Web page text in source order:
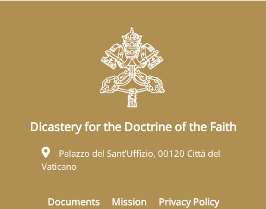
Dicastery for the Doctrine of the Faith
Palazzo del Sant’Uffizio, 00120 Città del
Vaticano
Documents Mission Privacy Policy